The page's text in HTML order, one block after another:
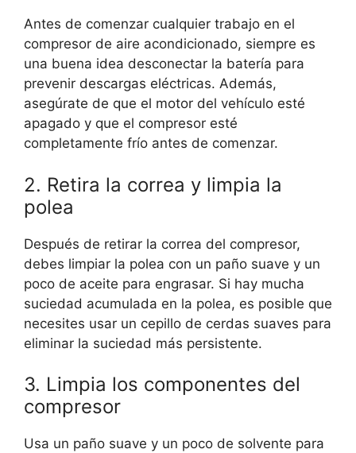
Antes de comenzar cualquier trabajo en el
compresor de aire acondicionado, siempre es
una buena idea desconectar la batería para
prevenir descargas eléctricas. Además,
asegúrate de que el motor del vehículo esté
apagado y que el compresor esté
completamente frío antes de comenzar.
2. Retira la correa y limpia la
polea
Después de retirar la correa del compresor,
debes limpiar la polea con un paño suave y un
poco de aceite para engrasar. Si hay mucha
suciedad acumulada en la polea, es posible que
necesites usar un cepillo de cerdas suaves para
eliminar la suciedad más persistente.
3. Limpia los componentes del
compresor
Usa un paño suave y un poco de solvente para